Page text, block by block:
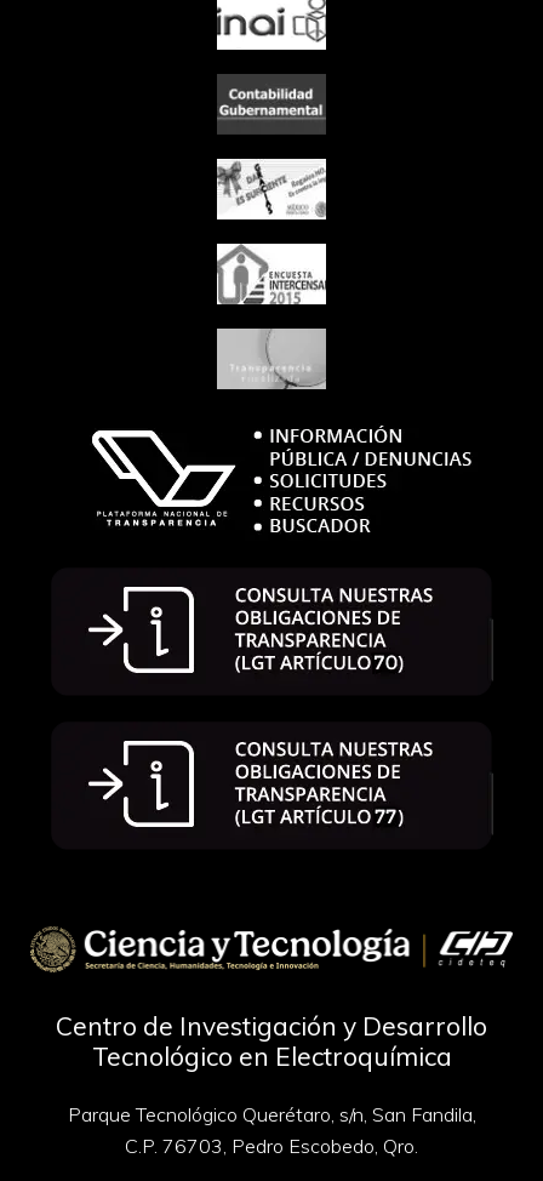
Centro de Investigación y Desarrollo
Tecnológico en Electroquímica
Parque Tecnológico Querétaro, s/n, San Fandila,
C.P. 76703, Pedro Escobedo, Qro.